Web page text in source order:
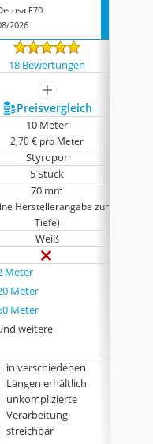
F70
2026
18 Bewertungen
mehr anzeigen
Preis­vergleich
10 Meter
2,70 € pro Meter
Styropor
5 Stück
70 mm
Herstellerangabe zur
Tiefe)
Weiß
Meter
Meter
Meter
weitere
in verschiedenen
Längen erhältlich
unkomplizierte
Verarbeitung
streichbar